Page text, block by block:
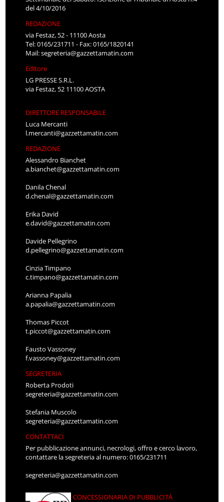
del 4/10/2016
REDAZIONE
via Festaz, 52 - 11100 Aosta
Tel: 0165/231711 - Fax: 0165/1820141
Mail:segreteria@gazzettamatin.com
Editore
LG PRESSE S.R.L.
via Festaz, 52 11100 AOSTA
DIRETTORE RESPONSABILE
Luca Mercanti
l.mercanti@gazzettamatin.com
REDAZIONE
Alessandro Bianchet
a.bianchet@gazzettamatin.com
Danila Chenal
d.chenal@gazzettamatin.com
Erika David
e.david@gazzettamatin.com
Davide Pellegrino
d.pellegrino@gazzettamatin.com
Cinzia Timpano
c.timpano@gazzettamatin.com
Arianna Papalia
a.papalia@gazzettamatin.com
Thomas Piccot
t.piccot@gazzettamatin.com
Fausto Vassoney
f.vassoney@gazzettamatin.com
SEGRETERIA
Roberta Prodoti
segreteria@gazzettamatin.com
Stefania Muscolo
segreteria@gazzettamatin.com
CONTATTACI
Per pubblicazione annunci, necrologi, offro e cerco lavoro,
contattare la segreteria al numero: 0165/231711
segreteria@gazzettamatin.com
CONCESSIONARIA DI PUBBLICITÀ